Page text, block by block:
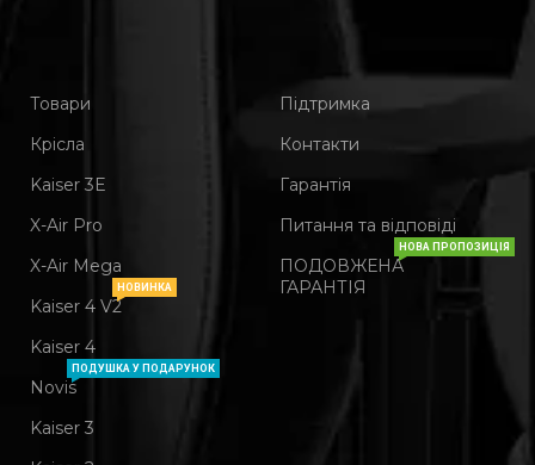
Товари
Крісла
Kaiser 3Е
X-Air Pro
X-Air Mega
Kaiser 4 V2
НОВИНКА
Kaiser 4
Novis
ПОДУШКА У ПОДАРУНОК
Kaiser 3
Підтримка
Контакти
Гарантія
Питання та відповіді
ПОДОВЖЕНА
ГАРАНТІЯ
НОВА ПРОПОЗИЦІЯ